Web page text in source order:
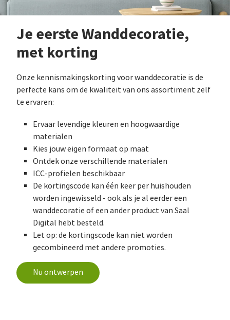
Je eerste Wanddecoratie,
met korting
Onze kennismakingskorting voor wanddecoratie is de
perfecte kans om de kwaliteit van ons assortiment zelf
te ervaren:
Ervaar levendige kleuren en hoogwaardige
materialen
Kies jouw eigen formaat op maat
Ontdek onze verschillende materialen
ICC-profielen beschikbaar
De kortingscode kan één keer per huishouden
worden ingewisseld - ook als je al eerder een
wanddecoratie of een ander product van Saal
Digital hebt besteld.
Let op: de kortingscode kan niet worden
gecombineerd met andere promoties.
Nu ontwerpen